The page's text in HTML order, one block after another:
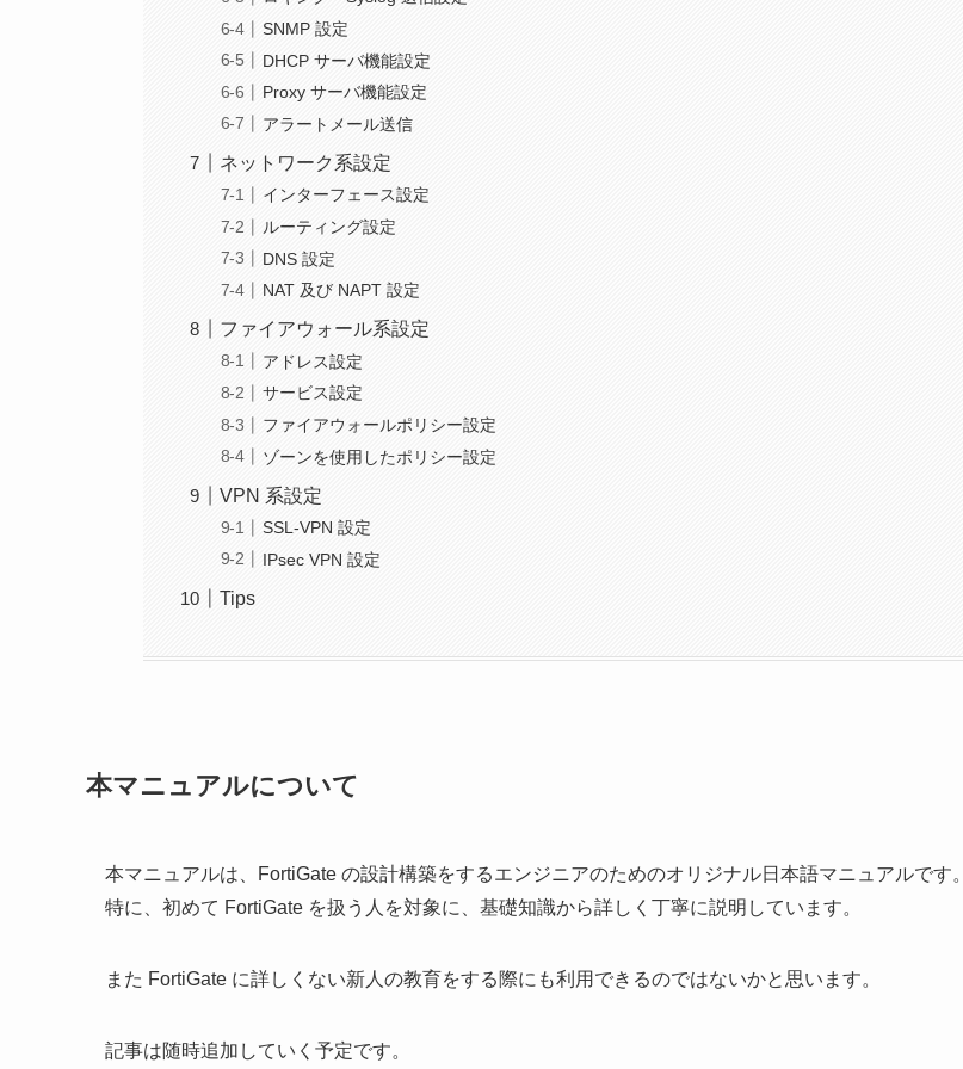
SNMP 設定
DHCP サーバ機能設定
Proxy サーバ機能設定
アラートメール送信
ネットワーク系設定
インターフェース設定
ルーティング設定
DNS 設定
NAT 及び NAPT 設定
ファイアウォール系設定
アドレス設定
サービス設定
ファイアウォールポリシー設定
ゾーンを使用したポリシー設定
VPN 系設定
SSL-VPN 設定
IPsec VPN 設定
Tips
本マニュアルについて
本マニュアルは、FortiGate の設計構築をするエンジニアのためのオリジナル日本語マニュアルです。
特に、初めて FortiGate を扱う人を対象に、基礎知識から詳しく丁寧に説明しています。
また FortiGate に詳しくない新人の教育をする際にも利用できるのではないかと思います。
記事は随時追加していく予定です。